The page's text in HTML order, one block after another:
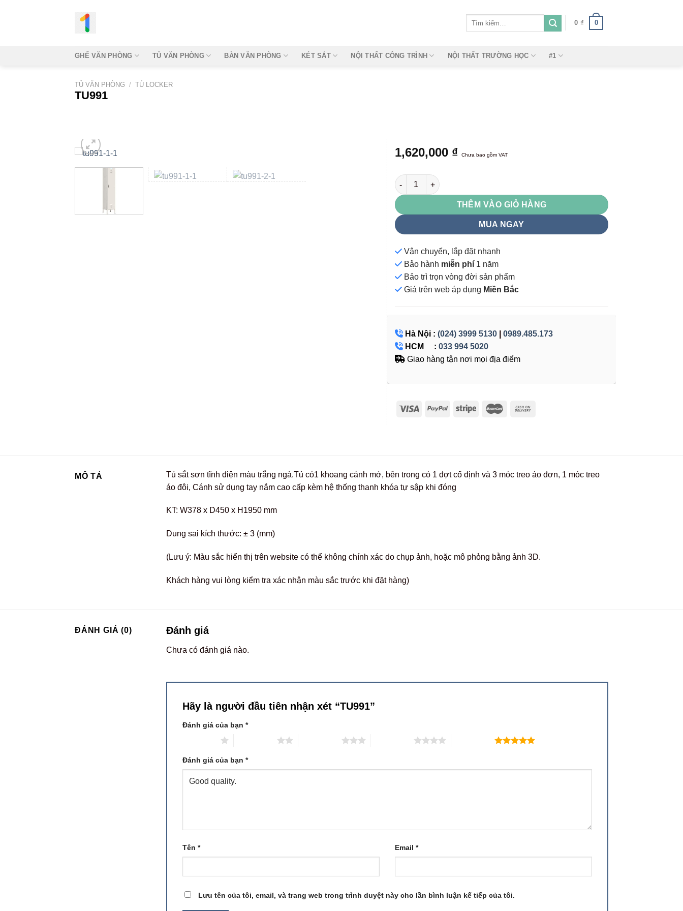
0 ₫ 0
GHẾ VĂN PHÒNG TỦ VĂN PHÒNG BÀN VĂN PHÒNG KÉT SẮT NỘI THẤT CÔNG TRÌNH NỘI THẤT TRƯỜNG HỌC #1
TỦ VĂN PHÒNG / TỦ LOCKER
TU991
1,620,000 ₫ Chưa bao gồm VAT
TU991 số lượng
THÊM VÀO GIỎ HÀNG
MUA NGAY
Vận chuyển, lắp đặt nhanh
Bảo hành miễn phí 1 năm
Bảo trì trọn vòng đời sản phẩm
Giá trên web áp dụng Miền Bắc
Hà Nội : (024) 3999 5130
0989.485.173
HCM : 033 994 5020
Giao hàng tận nơi mọi địa điểm
MÔ TẢ
Tủ sắt sơn tĩnh điện màu trắng ngà.Tủ có1 khoang cánh mở, bên trong có 1 đợt cố định và 3 móc treo áo đơn, 1 móc treo
áo đôi, Cánh sử dụng tay nắm cao cấp kèm hệ thống thanh khóa tự sập khi đóng
KT: W378 x D450 x H1950 mm
Dung sai kích thước: ± 3 (mm)
(Lưu ý: Màu sắc hiển thị trên website có thể không chính xác do chụp ảnh, hoặc mô phỏng bằng ảnh 3D.
Khách hàng vui lòng kiểm tra xác nhận màu sắc trước khi đặt hàng)
ĐÁNH GIÁ (0) Đánh giá
Chưa có đánh giá nào.
Hãy là người đầu tiên nhận xét “TU991”
Đánh giá của bạn *
5 trên 5 sao
Đánh giá của bạn *
Tên * Email *
Lưu tên của tôi, email, và trang web trong trình duyệt này cho lần bình luận kế tiếp của tôi.